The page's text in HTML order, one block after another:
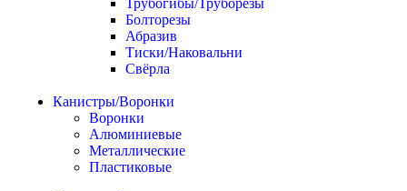
Трубогибы/Труборезы
Болторезы
Абразив
Тиски/Наковальни
Свёрла
Канистры/Воронки
Воронки
Алюминиевые
Металлические
Пластиковые